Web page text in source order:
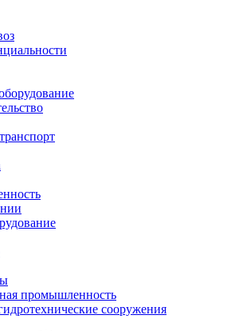
промышленность
сооружения